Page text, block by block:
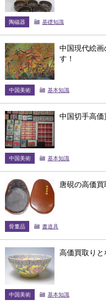
陶磁器 基礎知識
中国現代絵画
す！
中国美術 基本知識
中国切手高価
中国美術 基本知識
唐硯の高価
骨董品 書道具
高価買取りと
中国美術 基本知識